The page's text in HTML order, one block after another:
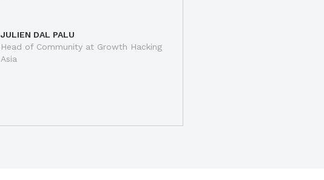
JULIEN DAL PALU
Head of Community at Growth Hacking
Asia